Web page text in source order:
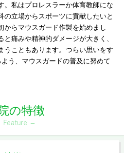
。私はプロレスラーか体育教師にな
の立場からスポーツに貢献したいと
からマウスガード作製を始めまし
痛みや精神的ダメージが大きく、
うこともあります。つらい思いをす
う、マウスガードの普及に努めて
の特徴
Feature